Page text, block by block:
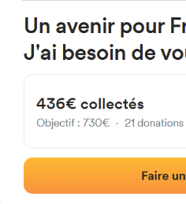
AÑADIR UN
22414
Calle Mayor
Frontón de
Localización|Fotos|